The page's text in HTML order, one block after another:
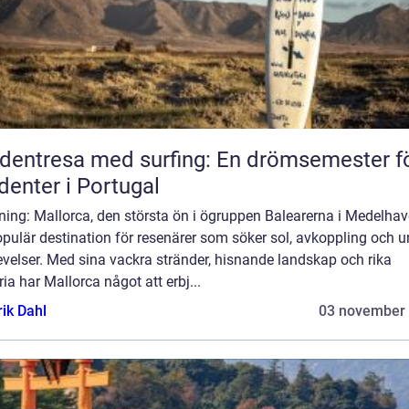
med surfing: En drömsemester
i Portugal
Mallorca, den största ön i ögruppen Balearerna i
destination för resenärer som söker sol, avkoppling och
Med sina vackra stränder, hisnande landskap och rika
har Mallorca något att erbj...
Dahl
03 november